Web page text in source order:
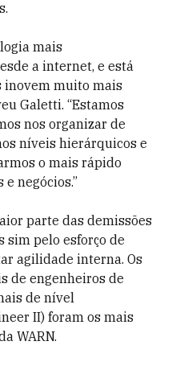
mais
a internet, e está
inovem muito mais
Galetti. “Estamos
nos organizar de
níveis hierárquicos e
o mais rápido
negócios.”
parte das demissões
sim pelo esforço de
agilidade interna. Os
de engenheiros de
de nível
II) foram os mais
WARN.